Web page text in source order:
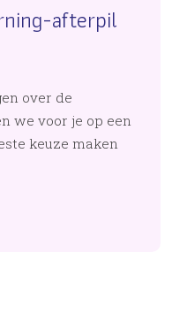
afterpil
over de
we voor je op een
keuze maken